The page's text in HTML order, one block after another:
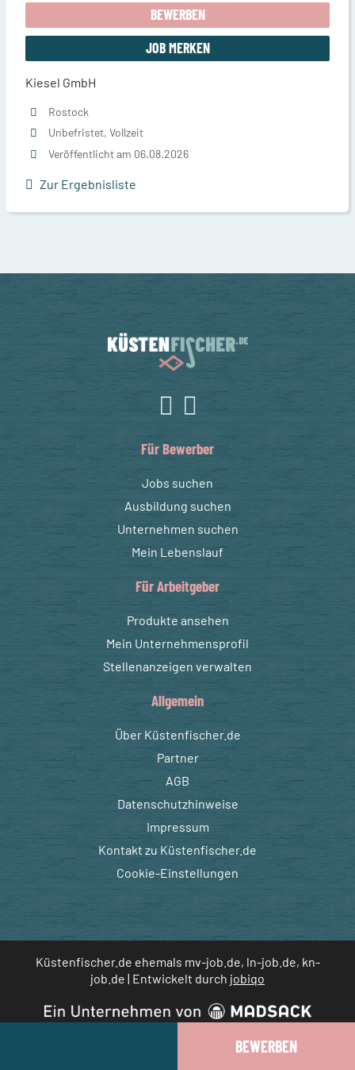
BEWERBEN
BEWERBEN
JOB MERKEN
Kiesel GmbH
Rostock
Unbefristet, Vollzeit
Veröffentlicht am 06.08.2026
Zur Ergebnisliste
Für Bewerber
Jobs suchen
Ausbildung suchen
Unternehmen suchen
Mein Lebenslauf
Für Arbeitgeber
Produkte ansehen
Mein Unternehmensprofil
Stellenanzeigen verwalten
Allgemein
Über Küstenfischer.de
Partner
AGB
Datenschutzhinweise
Impressum
Kontakt zu Küstenfischer.de
Cookie-Einstellungen
Küstenfischer.de ehemals mv-job.de, ln-job.de, kn-
job.de | Entwickelt durch jobiqo